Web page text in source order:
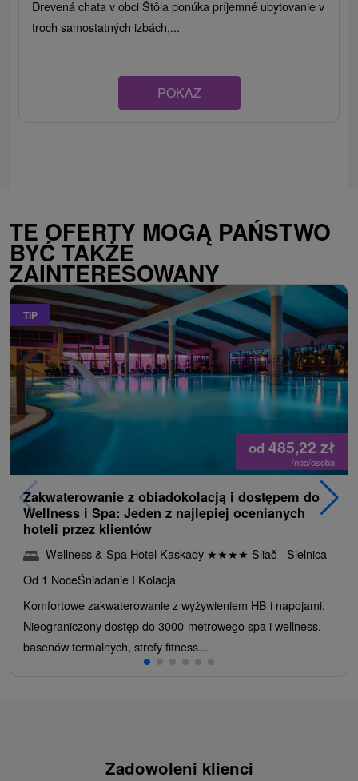
Drevená chata v obci Štôla ponúka príjemné ubytovanie v
troch samostatných izbách,...
POKAZ
TE OFERTY MOGĄ PAŃSTWO
BYĆ TAKŻE
ZAINTERESOWANY
TIP
od 485,22 zł
/noc/osoba
Zakwaterowanie z obiadokolacją i dostępem do
Wellness i Spa: Jeden z najlepiej ocenianych
hoteli przez klientów
Wellness & Spa Hotel Kaskady ★★★★ Sliač - Sielnica
Od 1 NoceŚniadanie I Kolacja
Komfortowe zakwaterowanie z wyżywieniem HB i napojami.
Nieograniczony dostęp do 3000-metrowego spa i wellness,
basenów termalnych, strefy fitness...
Zadowoleni klienci